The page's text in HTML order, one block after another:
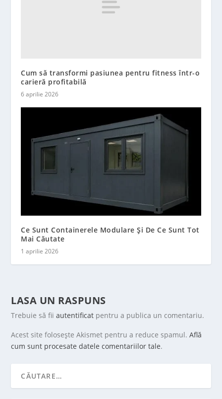
Cum să transformi pasiunea pentru fitness într-o
carieră profitabilă
6 aprilie 2026
Ce Sunt Containerele Modulare Și De Ce Sunt Tot
Mai Căutate
1 aprilie 2026
LASA UN RASPUNS
Trebuie să fiiautentificat pentru a publica un comentariu.
Acest site folosește Akismet pentru a reduce spamul.Află
cum sunt procesate datele comentariilor tale.